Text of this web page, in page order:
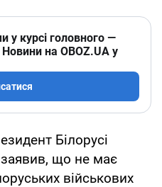
у курсі головного —
на OBOZ.UA у
Білорусі
заявив, що не має
військових